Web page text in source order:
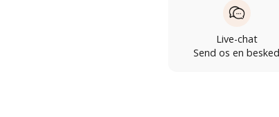
Live-chat
Send os en besked